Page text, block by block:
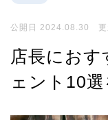
公開日 2024.08.30 更
店長におす
ェント10選